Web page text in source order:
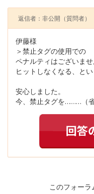
返信者：非公開 （質問者）
伊藤様
＞禁止タグの使用での
ペナルティはございま
ヒットしなくなる、と
安心しました。
今、禁止タグを………（
このフォー